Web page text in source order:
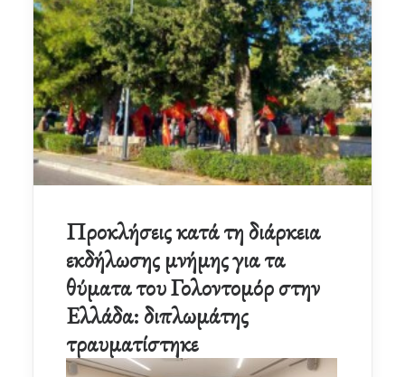
Προκλήσεις κατά τη διάρκεια
εκδήλωσης μνήμης για τα
θύματα του Γολοντομόρ στην
Ελλάδα: διπλωμάτης
τραυματίστηκε